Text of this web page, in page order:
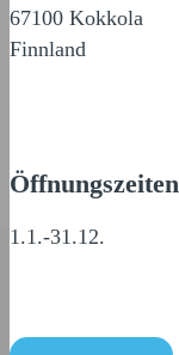
67100 Kokkola
Finnland
Öffnungszeiten
1.1.-31.12.